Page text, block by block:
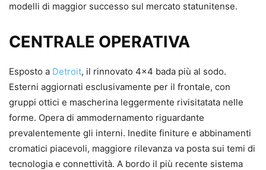
modelli di maggior successo sul mercato statunitense.
CENTRALE OPERATIVA
Esposto a Detroit, il rinnovato 4×4 bada più al sodo.
Esterni aggiornati esclusivamente per il frontale, con
gruppi ottici e mascherina leggermente rivisitatata nelle
forme. Opera di ammodernamento riguardante
prevalentemente gli interni. Inedite finiture e abbinamenti
cromatici piacevoli, maggiore rilevanza va posta sui temi di
tecnologia e connettività. A bordo il più recente sistema